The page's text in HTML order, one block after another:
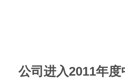
公司进入2011年